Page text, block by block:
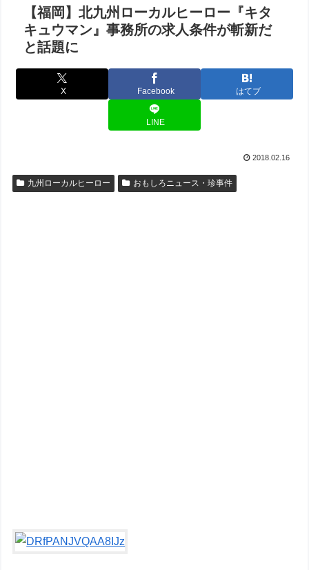
【福岡】北九州ローカルヒーロー『キタ
キュウマン』事務所の求人条件が斬新だ
と話題に
X Facebook はてブ
LINE
2018.02.16
九州ローカルヒーロー おもしろニュース・珍事件